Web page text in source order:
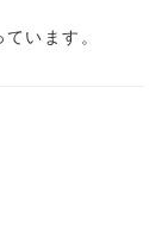
います。